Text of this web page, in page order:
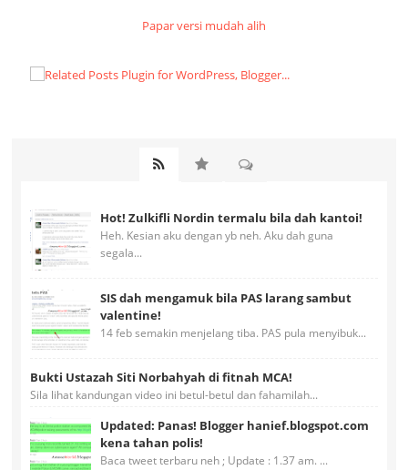
Papar versi mudah alih
Hot! Zulkifli Nordin termalu bila dah kantoi!
Heh. Kesian aku dengan yb neh. Aku dah guna
segala...
SIS dah mengamuk bila PAS larang sambut
valentine!
14 feb semakin menjelang tiba. PAS pula menyibuk...
Bukti Ustazah Siti Norbahyah di fitnah MCA!
Sila lihat kandungan video ini betul-betul dan fahamilah...
Updated: Panas! Blogger hanief.blogspot.com
kena tahan polis!
Baca tweet terbaru neh ; Update : 1.37 am. ...